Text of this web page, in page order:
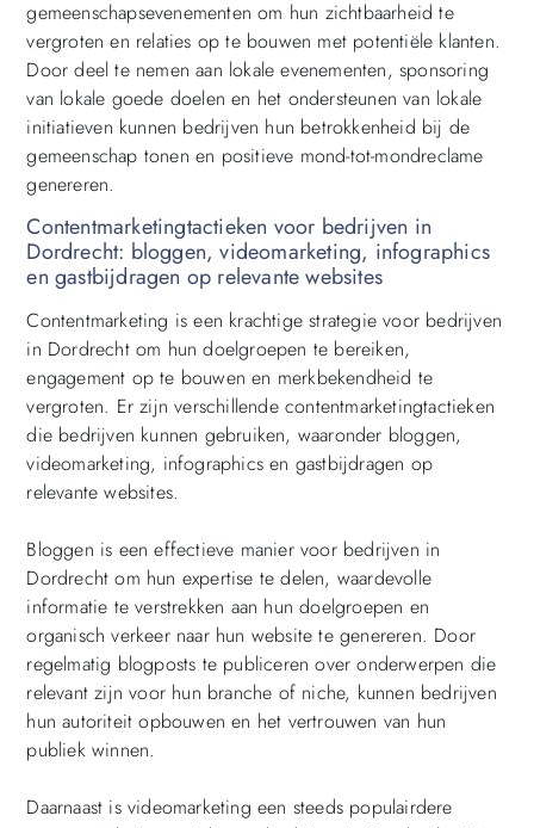
gemeenschapsevenementen om hun zichtbaarheid te
vergroten en relaties op te bouwen met potentiële klanten.
Door deel te nemen aan lokale evenementen, sponsoring
van lokale goede doelen en het ondersteunen van lokale
initiatieven kunnen bedrijven hun betrokkenheid bij de
gemeenschap tonen en positieve mond-tot-mondreclame
genereren.
Contentmarketingtactieken voor bedrijven in
Dordrecht: bloggen, videomarketing, infographics
en gastbijdragen op relevante websites
Contentmarketing is een krachtige strategie voor bedrijven
in Dordrecht om hun doelgroepen te bereiken,
engagement op te bouwen en merkbekendheid te
vergroten. Er zijn verschillende contentmarketingtactieken
die bedrijven kunnen gebruiken, waaronder bloggen,
videomarketing, infographics en gastbijdragen op
relevante websites.
Bloggen is een effectieve manier voor bedrijven in
Dordrecht om hun expertise te delen, waardevolle
informatie te verstrekken aan hun doelgroepen en
organisch verkeer naar hun website te genereren. Door
regelmatig blogposts te publiceren over onderwerpen die
relevant zijn voor hun branche of niche, kunnen bedrijven
hun autoriteit opbouwen en het vertrouwen van hun
publiek winnen.
Daarnaast is videomarketing een steeds populairdere